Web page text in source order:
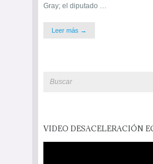
Gray; el diputado …
Leer más →
VIDEO DESACELERACIÓN